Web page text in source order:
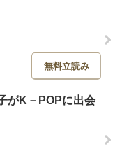
無料立読み
がK－POPに出会